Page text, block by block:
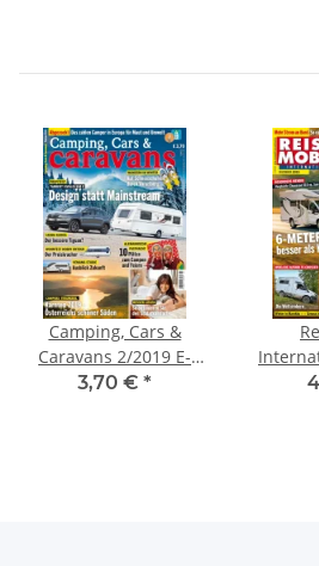
Camping, Cars &
Caravans 2/2019 E-
Paper
3,70 € *
E-